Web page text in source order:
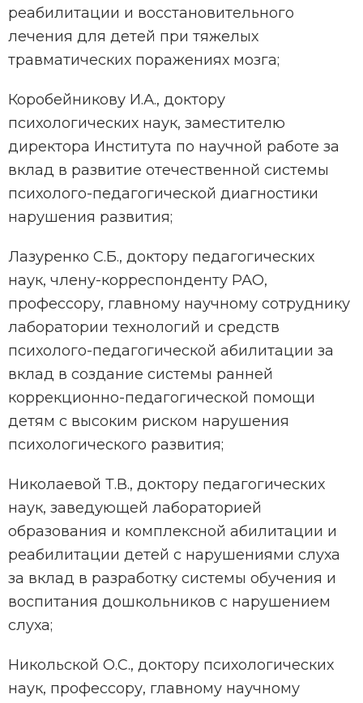
реабилитации и восстановительного
лечения для детей при тяжелых
травматических поражениях мозга;
Коробейникову И.А., доктору
психологических наук, заместителю
директора Института по научной работе за
вклад в развитие отечественной системы
психолого-педагогической диагностики
нарушения развития;
Лазуренко С.Б., доктору педагогических
наук, члену-корреспонденту РАО,
профессору, главному научному сотруднику
лаборатории технологий и средств
психолого-педагогической абилитации за
вклад в создание системы ранней
коррекционно-педагогической помощи
детям с высоким риском нарушения
психологического развития;
Николаевой Т.В., доктору педагогических
наук, заведующей лабораторией
образования и комплексной абилитации и
реабилитации детей с нарушениями слуха
за вклад в разработку системы обучения и
воспитания дошкольников с нарушением
слуха;
Никольской О.С., доктору психологических
наук, профессору, главному научному